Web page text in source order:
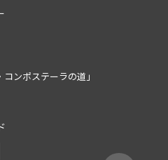
ンポステーラの道」